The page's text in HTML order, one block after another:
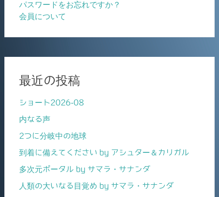
パスワードをお忘れですか？
会員について
最近の投稿
ショート2026-08
内なる声
2つに分岐中の地球
到着に備えてください by アシュター＆カリガル
多次元ポータル by サマラ・サナンダ
人類の大いなる目覚め by サマラ・サナンダ